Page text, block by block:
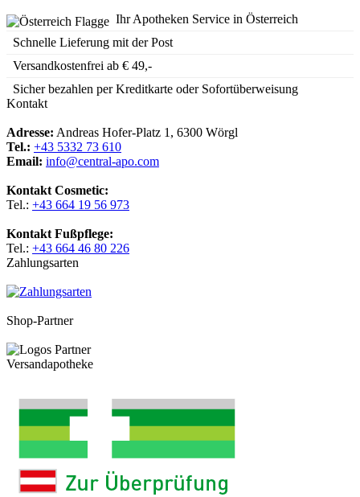
Ihr Apotheken Service in Österreich
Schnelle Lieferung mit der Post
Versandkostenfrei ab € 49,-
Sicher bezahlen per Kreditkarte oder Sofortüberweisung
Kontakt
Adresse: Andreas Hofer-Platz 1, 6300 Wörgl
Tel.: +43 5332 73 610
Email: info@central-apo.com
Kontakt Cosmetic:
Tel.: +43 664 19 56 973
Kontakt Fußpflege:
Tel.: +43 664 46 80 226
Zahlungsarten
Shop-Partner
Versandapotheke